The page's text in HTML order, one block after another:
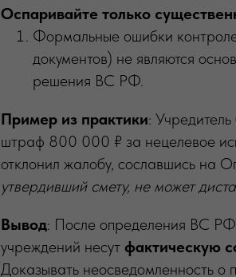
Оспаривайте только
Формальные ошибки
документов) не являются
решения ВС РФ.
Пример из практики:
штраф 800 000 ₽ за нецелевое
отклонил жалобу, сославшись
утвердивший смету, не может
Вывод: После определения ВС
учреждений несут фактическую
Доказывать неосведомленность